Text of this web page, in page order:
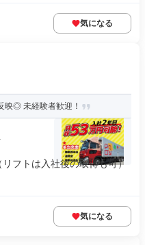
気になる
映◎ 未経験者歓迎！
フトは入社後の取得も可）
気になる